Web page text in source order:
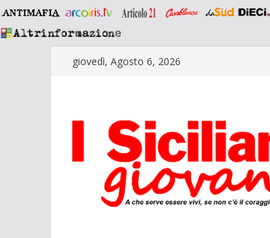
Saltagiovedì, Agosto 6, 2026